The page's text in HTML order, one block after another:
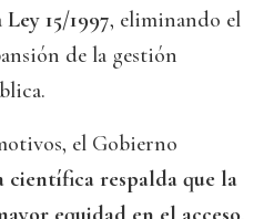
Ley 15/1997, eliminando el
de la gestión
el Gobierno
científica respalda que la